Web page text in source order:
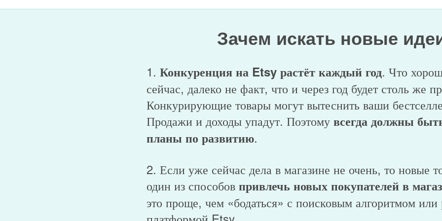
Зачем искать новые
1. Конкуренция на Etsy растёт каждый год. Что
сейчас, далеко не факт, что и через год будет столь же
Конкурирующие товары могут вытеснить ваши
Продажи и доходы упадут. Поэтому всегда должны
планы по развитию.
2. Если уже сейчас дела в магазине не очень, то новые
один из способов привлечь новых покупателей в
это проще, чем «бодаться» с поисковым алгоритмом